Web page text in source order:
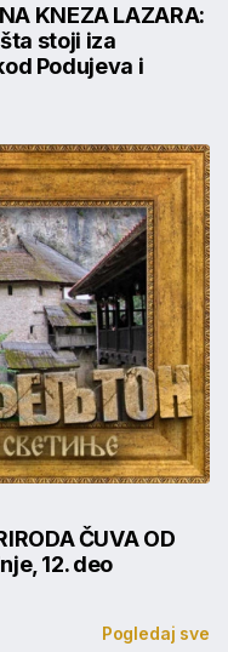
KNEZA LAZARA:
stoji iza
Podujeva i
ČUVA OD
12. deo
Pogledaj sve